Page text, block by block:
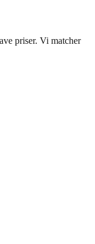
priser. Vi matcher